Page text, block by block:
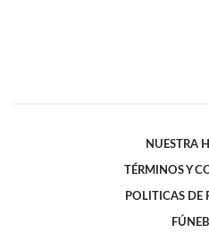
NUESTRA
TÉRMINOS Y
POLITICAS DE